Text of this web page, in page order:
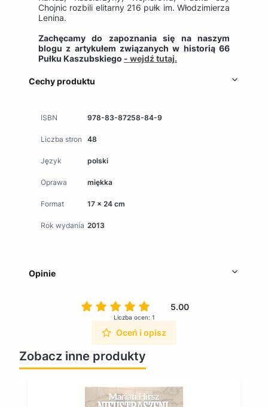
Chojnic rozbili elitarny 216 pułk im. Włodzimierza
Lenina.
Zachęcamy do zapoznania się na naszym
blogu z artykułem związanych w historią 66
Pułku Kaszubskiego - wejdź tutaj.
Cechy produktu
ISBN 978-83-87258-84-9
Liczba stron 48
Język polski
Oprawa miękka
Format 17 x 24 cm
Rok wydania 2013
Opinie
5.00
Liczba ocen: 1
Oceń i opisz
Zobacz inne produkty